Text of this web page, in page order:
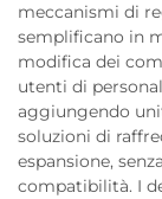
meccanismi di
semplificano in
modifica dei
utenti di
aggiungendo
soluzioni di
espansione,
compatibilità. I